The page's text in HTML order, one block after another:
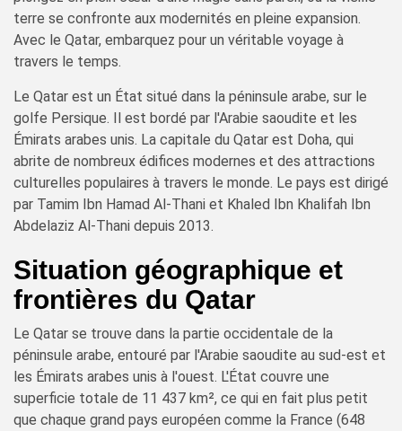
terre se confronte aux modernités en pleine expansion.
Avec le Qatar, embarquez pour un véritable voyage à
travers le temps.
Le Qatar est un État situé dans la péninsule arabe, sur le
golfe Persique. Il est bordé par l'Arabie saoudite et les
Émirats arabes unis. La capitale du Qatar est Doha, qui
abrite de nombreux édifices modernes et des attractions
culturelles populaires à travers le monde. Le pays est dirigé
par Tamim Ibn Hamad Al-Thani et Khaled Ibn Khalifah Ibn
Abdelaziz Al-Thani depuis 2013.
Situation géographique et
frontières du Qatar
Le Qatar se trouve dans la partie occidentale de la
péninsule arabe, entouré par l'Arabie saoudite au sud-est et
les Émirats arabes unis à l'ouest. L'État couvre une
superficie totale de 11 437 km², ce qui en fait plus petit
que chaque grand pays européen comme la France (648